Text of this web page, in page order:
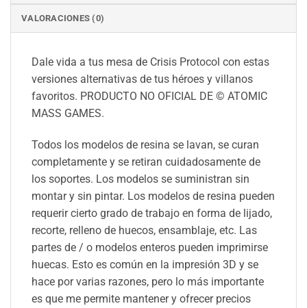
VALORACIONES (0)
Dale vida a tus mesa de Crisis Protocol con estas
versiones alternativas de tus héroes y villanos
favoritos. PRODUCTO NO OFICIAL DE © ATOMIC
MASS GAMES.
Todos los modelos de resina se lavan, se curan
completamente y se retiran cuidadosamente de
los soportes. Los modelos se suministran sin
montar y sin pintar. Los modelos de resina pueden
requerir cierto grado de trabajo en forma de lijado,
recorte, relleno de huecos, ensamblaje, etc. Las
partes de / o modelos enteros pueden imprimirse
huecas. Esto es común en la impresión 3D y se
hace por varias razones, pero lo más importante
es que me permite mantener y ofrecer precios